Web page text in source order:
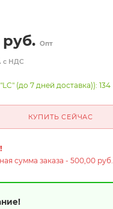
Опт
с НДС
(до 7 дней доставка)): 134
КУПИТЬ СЕЙЧАС
сумма заказа - 500,00 руб.